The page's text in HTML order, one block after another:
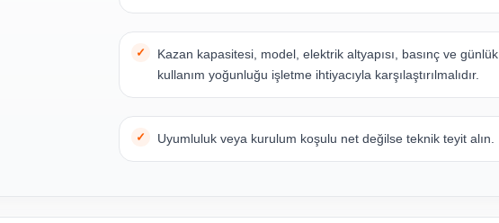
Kazan kapasitesi, model, elektrik altyapısı, basınç ve günlük
kullanım yoğunluğu işletme ihtiyacıyla karşılaştırılmalıdır.
Uyumluluk veya kurulum koşulu net değilse teknik teyit alın.